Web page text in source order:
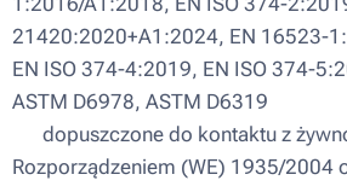
21420:2020+A1:2024, EN 16523-
EN ISO 374-4:2019, EN ISO 374-
ASTM D6978, ASTM D6319
▪ dopuszczone do kontaktu z
Rozporządzeniem (WE) 1935/2004